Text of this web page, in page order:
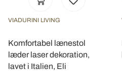
VIADURINI LIVING
Komfortabel lænestol
læder laser dekoration,
lavet i Italien, Eli